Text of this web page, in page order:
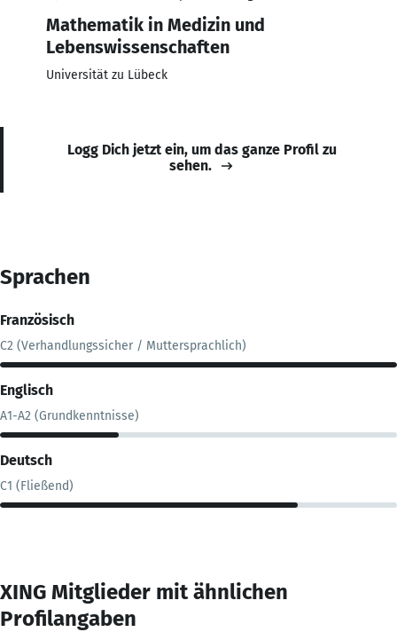
Mathematik in Medizin und
Lebenswissenschaften
Universität zu Lübeck
Logg Dich jetzt ein, um das ganze Profil zu
sehen.
Sprachen
Französisch
C2 (Verhandlungssicher / Muttersprachlich)
Englisch
A1-A2 (Grundkenntnisse)
Deutsch
C1 (Fließend)
XING Mitglieder mit ähnlichen
Profilangaben